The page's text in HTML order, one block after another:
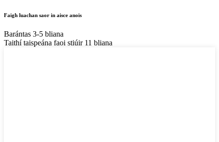
Faigh luachan saor in aisce anois
Barántas 3-5 bliana
Taithí taispeána faoi stiúir 11 bliana